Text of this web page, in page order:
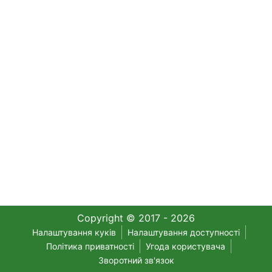
Copyright © 2017 - 2026
Налаштування куків
Налаштування доступності
Політика приватності
Угода користувача
Зворотний зв'язок